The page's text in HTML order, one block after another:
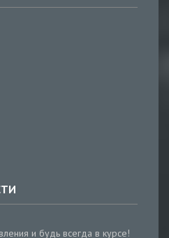
и будь всегда в курсе!